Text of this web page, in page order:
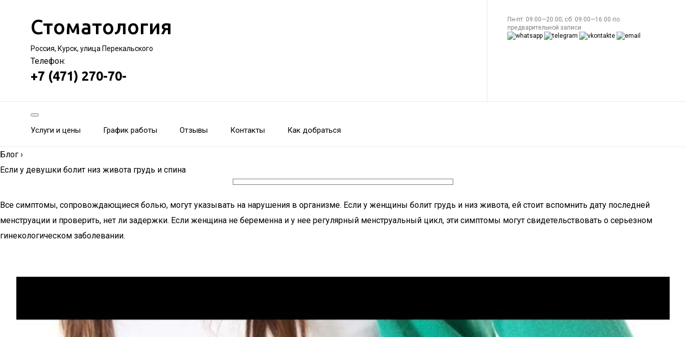
Стоматология
Россия, Курск, улица Перекальского
Телефон:
+7 (471) 270-70-
Пн-пт: 09:00—20:00; сб: 09:00—16:00 по
предварительной записи
Услуги и цены График работы Отзывы Контакты Как добраться
Блог ›
Если у девушки болит низ живота грудь и спина
Все симптомы, сопровождающиеся болью, могут указывать на нарушения в организме. Если у женщины болит грудь и низ живота, ей стоит вспомнить дату последней
менструации и проверить, нет ли задержки. Если женщина не беременна и у нее регулярный менструальный цикл, эти симптомы могут свидетельствовать о серьезном
гинекологическом заболевании.